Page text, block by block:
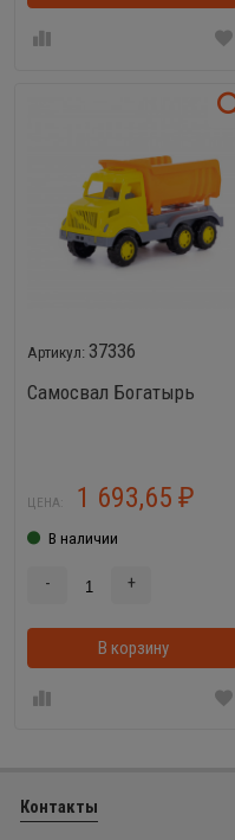
37336
Самосвал Богатырь
ЦЕНА: 1 693,65 ₽
В наличии
- +
В корзину
Контакты